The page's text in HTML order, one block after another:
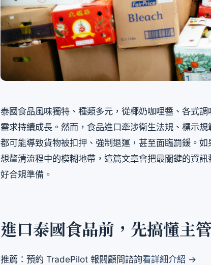
泰國食品風味獨特、種類多元，從椰奶咖哩醬、各式
需求持續成長。然而，食品進口牽涉衛生法規、標示
都可能導致貨物被扣押、強制退運，甚至面臨罰鍰。
想釐清流程中的模糊地帶，這篇文章會把最關鍵的資
好合規準備。
進口泰國食品前，先搞懂主
推薦：預約 TradePilot 報關顧問諮詢看詳細介紹 →